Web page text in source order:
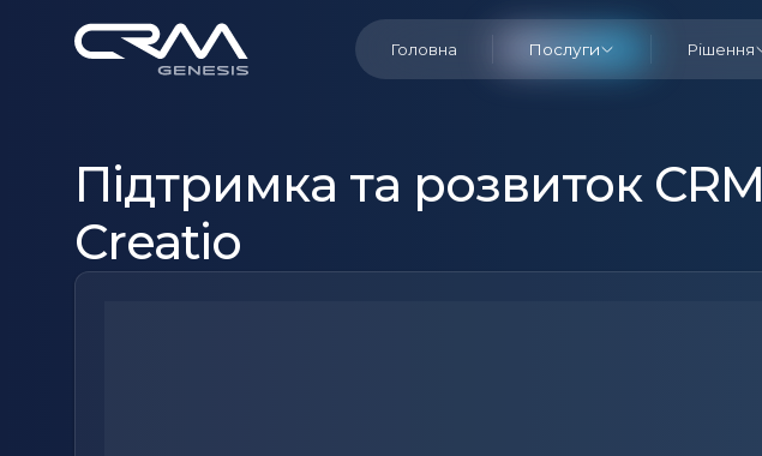
Головна Послуги Рішення
Підтримка та розвиток CRM
Creatio